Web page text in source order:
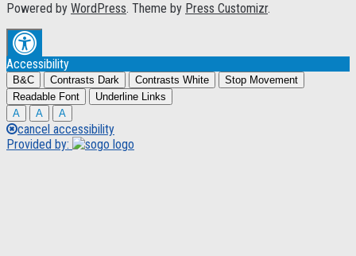
Powered by WordPress. Theme by Press Customizr.
Accessibility
B&C Contrasts Dark Contrasts White
Stop Movement
Readable Font
Underline Links
A
A A
cancel accessibility
Provided by: